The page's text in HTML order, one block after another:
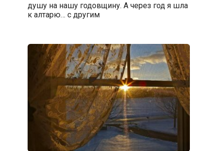
душу на нашу годовщину. А через год я шла
к алтарю… с другим